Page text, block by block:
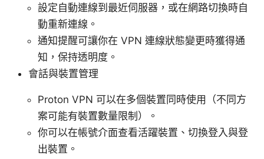
設定自動連線到最近伺服器，或在網路切換時自
動重新連線。
通知提醒可讓你在 VPN 連線狀態變更時獲得通
知，保持透明度。
會話與裝置管理
Proton VPN 可以在多個裝置同時使用（不同方
案可能有裝置數量限制）。
你可以在帳號介面查看活躍裝置、切換登入與登
出裝置。